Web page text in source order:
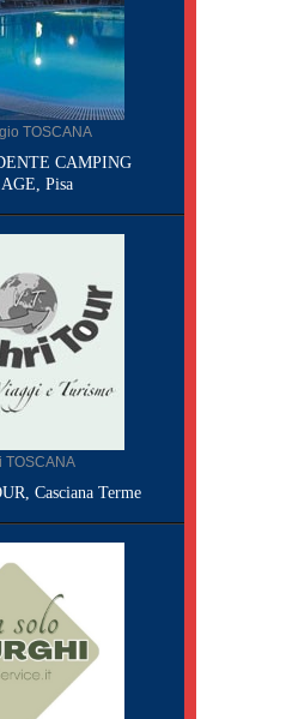
TOSCANA
CAMPING
Pisa
TOSCANA
Casciana Terme